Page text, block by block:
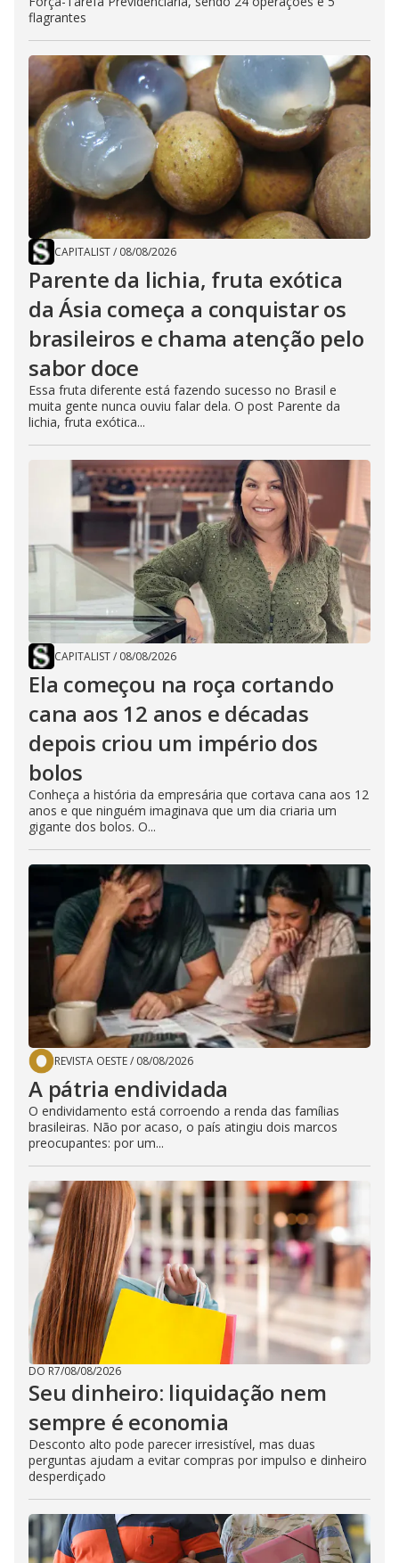
flagrantes
CAPITALIST/ 08/08/2026
Parente da lichia, fruta exótica
da Ásia começa a conquistar os
brasileiros e chama atenção pelo
sabor doce
Essa fruta diferente está fazendo sucesso no Brasil e
muita gente nunca ouviu falar dela. O post Parente da
lichia, fruta exótica...
CAPITALIST/ 08/08/2026
Ela começou na roça cortando
cana aos 12 anos e décadas
depois criou um império dos
bolos
Conheça a história da empresária que cortava cana aos 12
anos e que ninguém imaginava que um dia criaria um
gigante dos bolos. O...
REVISTA OESTE/ 08/08/2026
A pátria endividada
O endividamento está corroendo a renda das famílias
brasileiras. Não por acaso, o país atingiu dois marcos
preocupantes: por um...
DO R7/08/08/2026
Seu dinheiro: liquidação nem
sempre é economia
Desconto alto pode parecer irresistível, mas duas
perguntas ajudam a evitar compras por impulso e dinheiro
desperdiçado